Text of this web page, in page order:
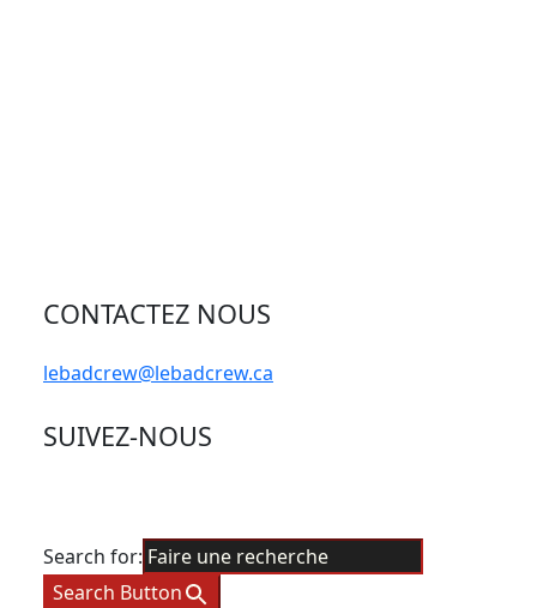
CONTACTEZ NOUS
lebadcrew@lebadcrew.ca
SUIVEZ-NOUS
Search for:
Search Button